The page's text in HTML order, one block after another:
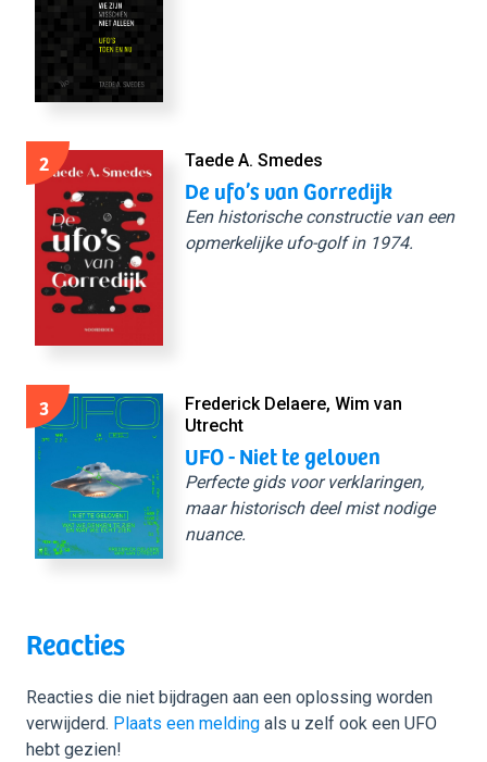
2 Taede A. Smedes
De ufo’s van Gorredijk
Een historische constructie van een
opmerkelijke ufo-golf in 1974.
3
Frederick Delaere, Wim van
Utrecht
UFO - Niet te geloven
Perfecte gids voor verklaringen,
maar historisch deel mist nodige
nuance.
Reacties
Reacties die niet bijdragen aan een oplossing worden
verwijderd. Plaats een melding als u zelf ook een UFO
hebt gezien!